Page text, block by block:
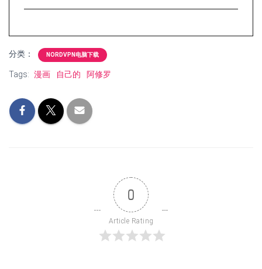
分类： NORDVPN电脑下载
Tags: 漫画 自己的 阿修罗
0
Article Rating